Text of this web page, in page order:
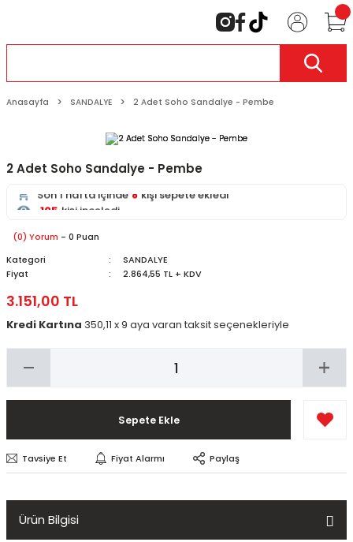
Anasayfa SANDALYE 2 Adet Soho Sandalye - Pembe
2 Adet Soho Sandalye - Pembe
Son 24 saat içinde 46 kişi favoriledi
105 kişi inceledi
(0) Yorum - 0 Puan
Kategori
SANDALYE
Fiyat
2.864,55 TL + KDV
3.151,00 TL
Kredi Kartına 350,11 x 9 aya varan taksit seçenekleriyle
Sepete Ekle
Tavsiye Et Fiyat Alarmı Paylaş
Ürün Bilgisi